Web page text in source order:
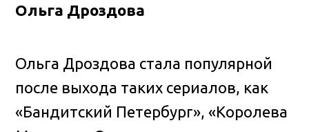
Ольга Дроздова
Ольга Дроздова стала популярной
после выхода таких сериалов, как
«Бандитский Петербург», «Королева